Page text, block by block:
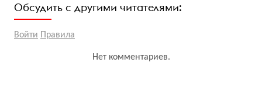
Обсудить с другими читателями:
Войти Правила
Нет комментариев.